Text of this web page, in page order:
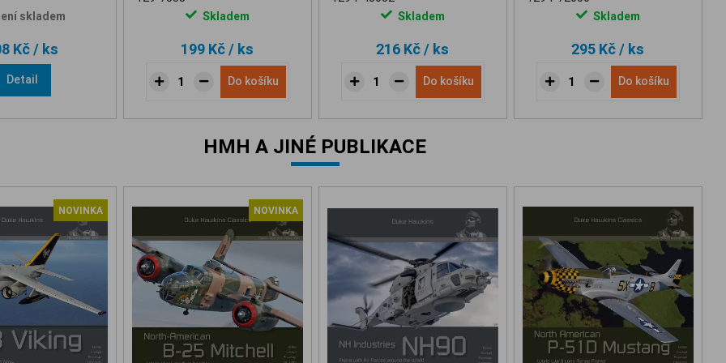
skladem
Kč/ ks
Detail
Skladem
199 Kč/ ks
Do košíku
Skladem
216 Kč/ ks
Do košíku
Skladem
295 Kč/ ks
Do košíku
HMH A JINÉ PUBLIKACE
NOVINKA NOVINKA